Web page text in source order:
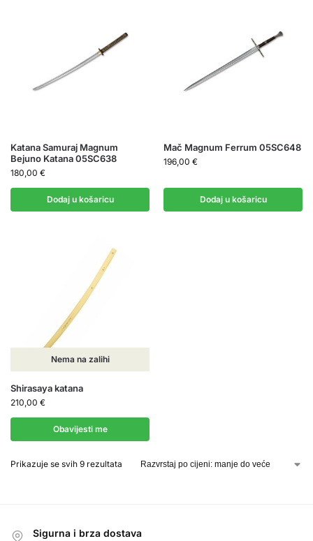
Katana Samuraj Magnum
Bejuno Katana 05SC638
180,00 €
Dodaj u košaricu
Mač Magnum Ferrum 05SC648
196,00 €
Dodaj u košaricu
Nema na zalihi
Shirasaya katana
210,00 €
Obavijesti me
Prikazuje se svih 9 rezultata
Sigurna i brza dostava